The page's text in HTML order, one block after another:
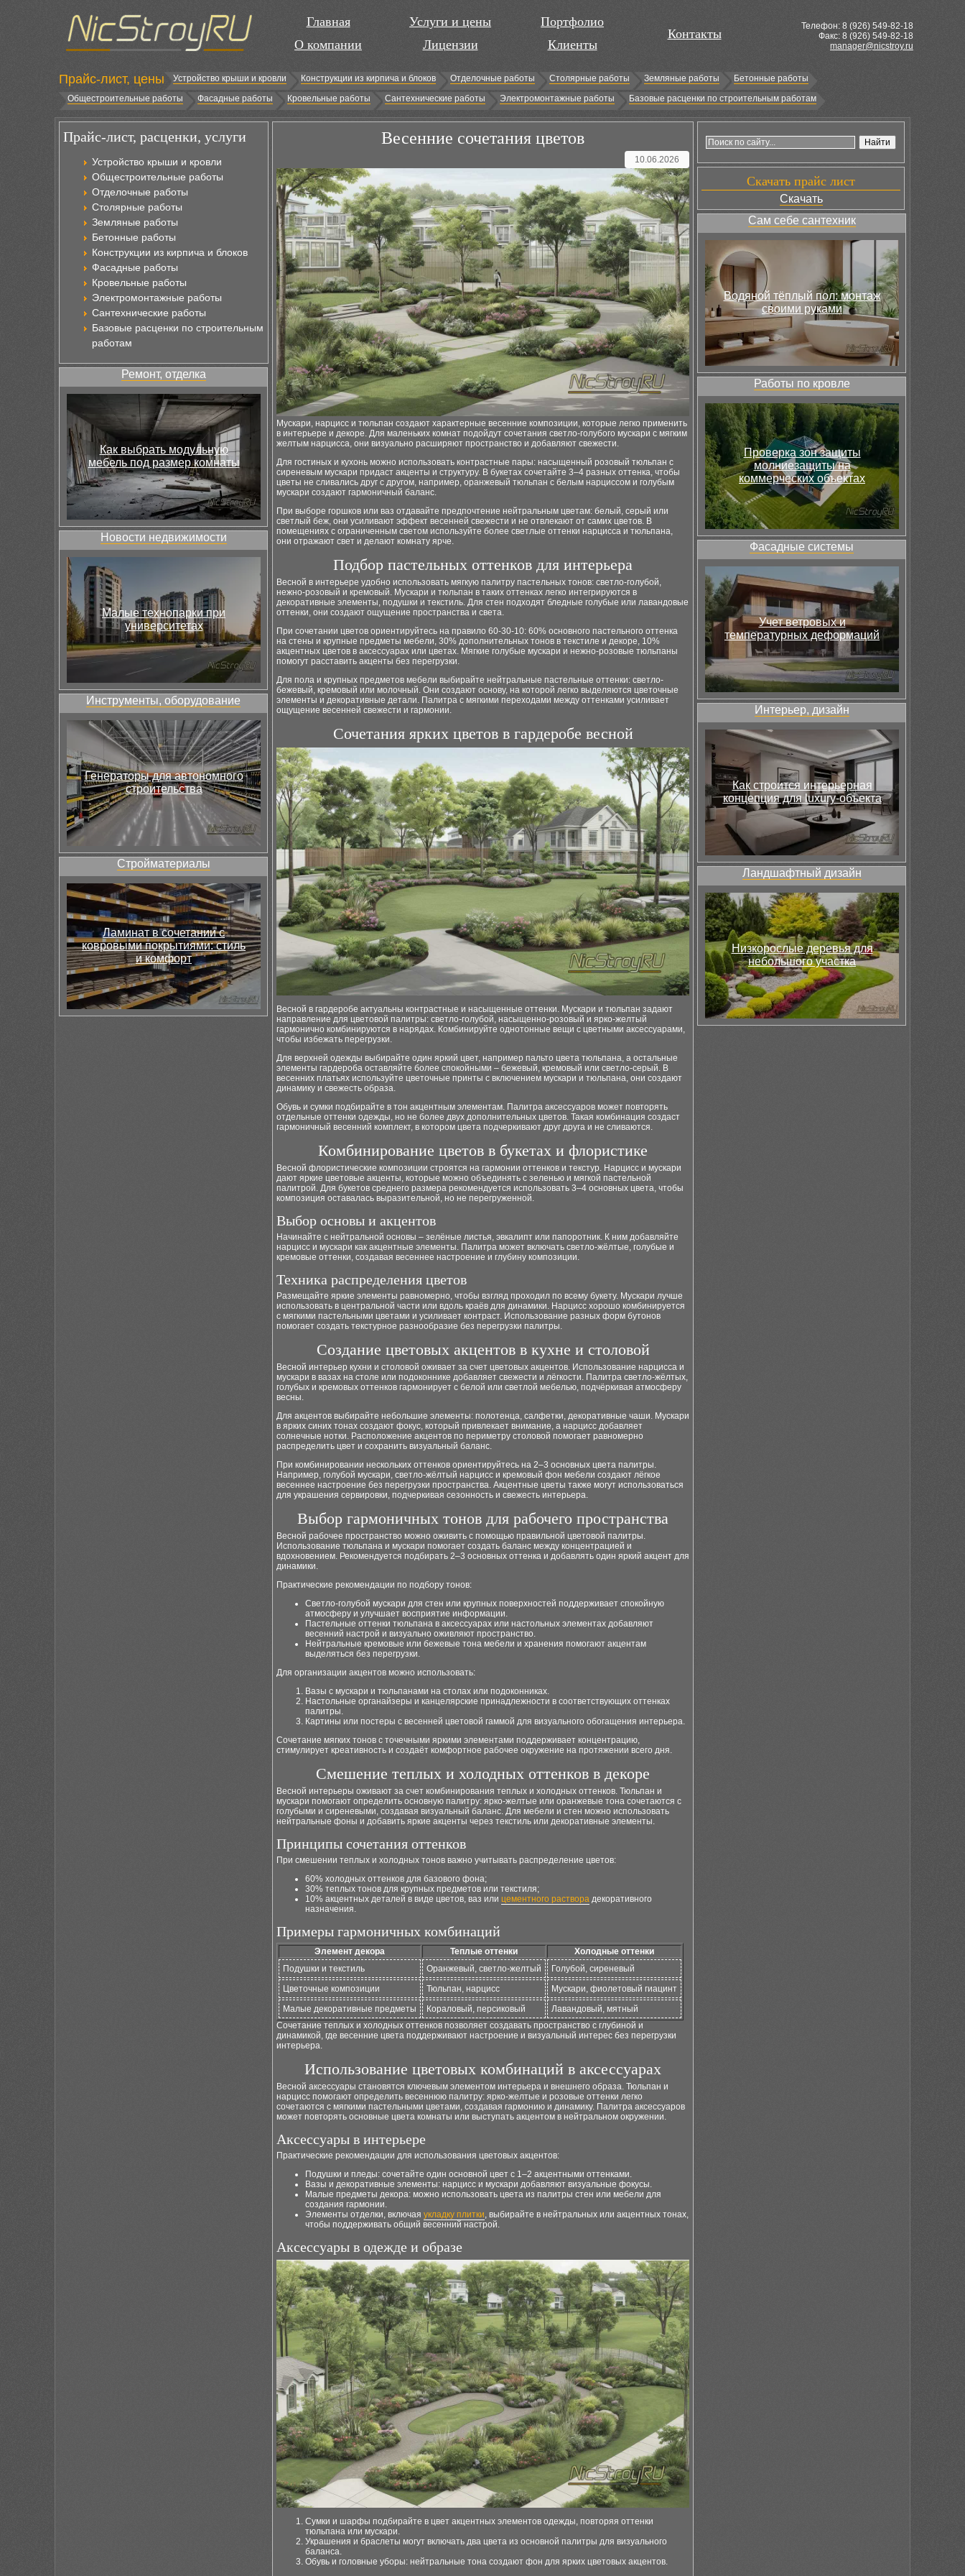
Главная
О компании
Услуги и цены
Лицензии
Портфолио
Клиенты
Контакты
Телефон: 8 (926) 549-82-18
Факс: 8 (926) 549-82-18
manager@nicstroy.ru
Прайс-лист, цены Устройство крыши и кровли Конструкции из кирпича и блоков Отделочные работы Столярные работы Земляные работы
Бетонные работы
Общестроительные работы
Фасадные работы Кровельные работы Сантехнические работы Электромонтажные работы Базовые расценки по строительным работам
Прайс-лист, расценки, услуги
Устройство крыши и кровли
Общестроительные работы
Отделочные работы
Столярные работы
Земляные работы
Бетонные работы
Конструкции из кирпича и блоков
Фасадные работы
Кровельные работы
Электромонтажные работы
Сантехнические работы
Базовые расценки по строительным
работам
Ремонт, отделка
Как выбрать модульную
мебель под размер комнаты
Новости недвижимости
Малые технопарки при
университетах
Инструменты, оборудование
Генераторы для автономного
строительства
Стройматериалы
Ламинат в сочетании с
ковровыми покрытиями: стиль
и комфорт
Весенние сочетания цветов
10.06.2026
Мускари, нарцисс и тюльпан создают характерные весенние композиции, которые легко применить
в интерьере и декоре. Для маленьких комнат подойдут сочетания светло-голубого мускари с мягким
желтым нарцисса, они визуально расширяют пространство и добавляют свежести.
Для гостиных и кухонь можно использовать контрастные пары: насыщенный розовый тюльпан с
сиреневым мускари придаст акценты и структуру. В букетах сочетайте 3–4 разных оттенка, чтобы
цветы не сливались друг с другом, например, оранжевый тюльпан с белым нарциссом и голубым
мускари создают гармоничный баланс.
При выборе горшков или ваз отдавайте предпочтение нейтральным цветам: белый, серый или
светлый беж, они усиливают эффект весенней свежести и не отвлекают от самих цветов. В
помещениях с ограниченным светом используйте более светлые оттенки нарцисса и тюльпана,
они отражают свет и делают комнату ярче.
Подбор пастельных оттенков для интерьера
Весной в интерьере удобно использовать мягкую палитру пастельных тонов: светло-голубой,
нежно-розовый и кремовый. Мускари и тюльпан в таких оттенках легко интегрируются в
декоративные элементы, подушки и текстиль. Для стен подходят бледные голубые или лавандовые
оттенки, они создают ощущение пространства и света.
При сочетании цветов ориентируйтесь на правило 60-30-10: 60% основного пастельного оттенка
на стены и крупные предметы мебели, 30% дополнительных тонов в текстиле и декоре, 10%
акцентных цветов в аксессуарах или цветах. Мягкие голубые мускари и нежно-розовые тюльпаны
помогут расставить акценты без перегрузки.
Для пола и крупных предметов мебели выбирайте нейтральные пастельные оттенки: светло-
бежевый, кремовый или молочный. Они создают основу, на которой легко выделяются цветочные
элементы и декоративные детали. Палитра с мягкими переходами между оттенками усиливает
ощущение весенней свежести и гармонии.
Сочетания ярких цветов в гардеробе весной
Весной в гардеробе актуальны контрастные и насыщенные оттенки. Мускари и тюльпан задают
направление для цветовой палитры: светло-голубой, насыщенно-розовый и ярко-желтый
гармонично комбинируются в нарядах. Комбинируйте однотонные вещи с цветными аксессуарами,
чтобы избежать перегрузки.
Для верхней одежды выбирайте один яркий цвет, например пальто цвета тюльпана, а остальные
элементы гардероба оставляйте более спокойными – бежевый, кремовый или светло-серый. В
весенних платьях используйте цветочные принты с включением мускари и тюльпана, они создают
динамику и свежесть образа.
Обувь и сумки подбирайте в тон акцентным элементам. Палитра аксессуаров может повторять
отдельные оттенки одежды, но не более двух дополнительных цветов. Такая комбинация создаст
гармоничный весенний комплект, в котором цвета подчеркивают друг друга и не сливаются.
Комбинирование цветов в букетах и флористике
Весной флористические композиции строятся на гармонии оттенков и текстур. Нарцисс и мускари
дают яркие цветовые акценты, которые можно объединять с зеленью и мягкой пастельной
палитрой. Для букетов среднего размера рекомендуется использовать 3–4 основных цвета, чтобы
композиция оставалась выразительной, но не перегруженной.
Выбор основы и акцентов
Начинайте с нейтральной основы – зелёные листья, эвкалипт или папоротник. К ним добавляйте
нарцисс и мускари как акцентные элементы. Палитра может включать светло-жёлтые, голубые и
кремовые оттенки, создавая весеннее настроение и глубину композиции.
Техника распределения цветов
Размещайте яркие элементы равномерно, чтобы взгляд проходил по всему букету. Мускари лучше
использовать в центральной части или вдоль краёв для динамики. Нарцисс хорошо комбинируется
с мягкими пастельными цветами и усиливает контраст. Использование разных форм бутонов
помогает создать текстурное разнообразие без перегрузки палитры.
Создание цветовых акцентов в кухне и столовой
Весной интерьер кухни и столовой оживает за счет цветовых акцентов. Использование нарцисса и
мускари в вазах на столе или подоконнике добавляет свежести и лёгкости. Палитра светло-жёлтых,
голубых и кремовых оттенков гармонирует с белой или светлой мебелью, подчёркивая атмосферу
весны.
Для акцентов выбирайте небольшие элементы: полотенца, салфетки, декоративные чаши. Мускари
в ярких синих тонах создают фокус, который привлекает внимание, а нарцисс добавляет
солнечные нотки. Расположение акцентов по периметру столовой помогает равномерно
распределить цвет и сохранить визуальный баланс.
При комбинировании нескольких оттенков ориентируйтесь на 2–3 основных цвета палитры.
Например, голубой мускари, светло-жёлтый нарцисс и кремовый фон мебели создают лёгкое
весеннее настроение без перегрузки пространства. Акцентные цветы также могут использоваться
для украшения сервировки, подчеркивая сезонность и свежесть интерьера.
Выбор гармоничных тонов для рабочего пространства
Весной рабочее пространство можно оживить с помощью правильной цветовой палитры.
Использование тюльпана и мускари помогает создать баланс между концентрацией и
вдохновением. Рекомендуется подбирать 2–3 основных оттенка и добавлять один яркий акцент для
динамики.
Практические рекомендации по подбору тонов:
Светло-голубой мускари для стен или крупных поверхностей поддерживает спокойную
атмосферу и улучшает восприятие информации.
Пастельные оттенки тюльпана в аксессуарах или настольных элементах добавляют
весенний настрой и визуально оживляют пространство.
Нейтральные кремовые или бежевые тона мебели и хранения помогают акцентам
выделяться без перегрузки.
Для организации акцентов можно использовать:
Вазы с мускари и тюльпанами на столах или подоконниках.
Настольные органайзеры и канцелярские принадлежности в соответствующих оттенках
палитры.
Картины или постеры с весенней цветовой гаммой для визуального обогащения интерьера.
Сочетание мягких тонов с точечными яркими элементами поддерживает концентрацию,
стимулирует креативность и создаёт комфортное рабочее окружение на протяжении всего дня.
Смешение теплых и холодных оттенков в декоре
Весной интерьеры оживают за счет комбинирования теплых и холодных оттенков. Тюльпан и
мускари помогают определить основную палитру: ярко-желтые или оранжевые тона сочетаются с
голубыми и сиреневыми, создавая визуальный баланс. Для мебели и стен можно использовать
нейтральные фоны и добавить яркие акценты через текстиль или декоративные элементы.
Принципы сочетания оттенков
При смешении теплых и холодных тонов важно учитывать распределение цветов:
60% холодных оттенков для базового фона;
30% теплых тонов для крупных предметов или текстиля;
10% акцентных деталей в виде цветов, ваз или цементного раствора декоративного
назначения.
Примеры гармоничных комбинаций
Элемент декора Теплые оттенки
Холодные оттенки
Подушки и текстиль
Оранжевый, светло-желтый
Голубой, сиреневый
Цветочные композиции
Тюльпан, нарцисс
Мускари, фиолетовый гиацинт
Малые декоративные предметы
Кораловый, персиковый
Лавандовый, мятный
Сочетание теплых и холодных оттенков позволяет создавать пространство с глубиной и
динамикой, где весенние цвета поддерживают настроение и визуальный интерес без перегрузки
интерьера.
Использование цветовых комбинаций в аксессуарах
Весной аксессуары становятся ключевым элементом интерьера и внешнего образа. Тюльпан и
нарцисс помогают определить весеннюю палитру: ярко-желтые и розовые оттенки легко
сочетаются с мягкими пастельными цветами, создавая гармонию и динамику. Палитра аксессуаров
может повторять основные цвета комнаты или выступать акцентом в нейтральном окружении.
Аксессуары в интерьере
Практические рекомендации для использования цветовых акцентов:
Подушки и пледы: сочетайте один основной цвет с 1–2 акцентными оттенками.
Вазы и декоративные элементы: нарцисс и мускари добавляют визуальные фокусы.
Малые предметы декора: можно использовать цвета из палитры стен или мебели для
создания гармонии.
Элементы отделки, включая укладку плитки, выбирайте в нейтральных или акцентных тонах,
чтобы поддерживать общий весенний настрой.
Аксессуары в одежде и образе
Сумки и шарфы подбирайте в цвет акцентных элементов одежды, повторяя оттенки
тюльпана или мускари.
Украшения и браслеты могут включать два цвета из основной палитры для визуального
баланса.
Обувь и головные уборы: нейтральные тона создают фон для ярких цветовых акцентов.
Скачать прайс лист
Скачать
Сам себе сантехник
Водяной тёплый пол: монтаж
своими руками
Работы по кровле
Проверка зон защиты
молниезащиты на
коммерческих объектах
Фасадные системы
Учет ветровых и
температурных деформаций
Интерьер, дизайн
Как строится интерьерная
концепция для luxury-объекта
Ландшафтный дизайн
Низкорослые деревья для
небольшого участка